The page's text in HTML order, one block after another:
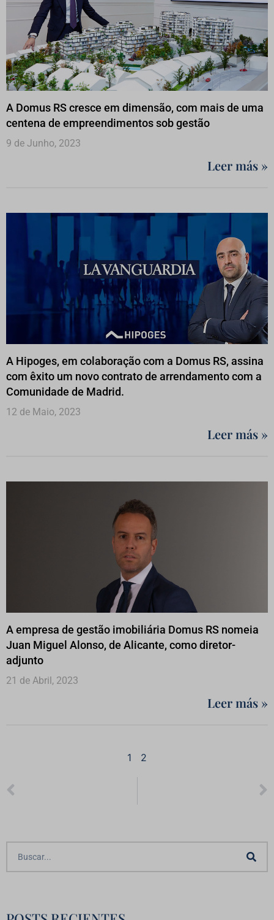
A Domus RS cresce em dimensão, com mais de uma
centena de empreendimentos sob gestão
9 de Junho, 2023
Leer más »
A Hipoges, em colaboração com a Domus RS, assina
com êxito um novo contrato de arrendamento com a
Comunidade de Madrid.
12 de Maio, 2023
Leer más »
A empresa de gestão imobiliária Domus RS nomeia
Juan Miguel Alonso, de Alicante, como diretor-
adjunto
21 de Abril, 2023
Leer más »
1 2